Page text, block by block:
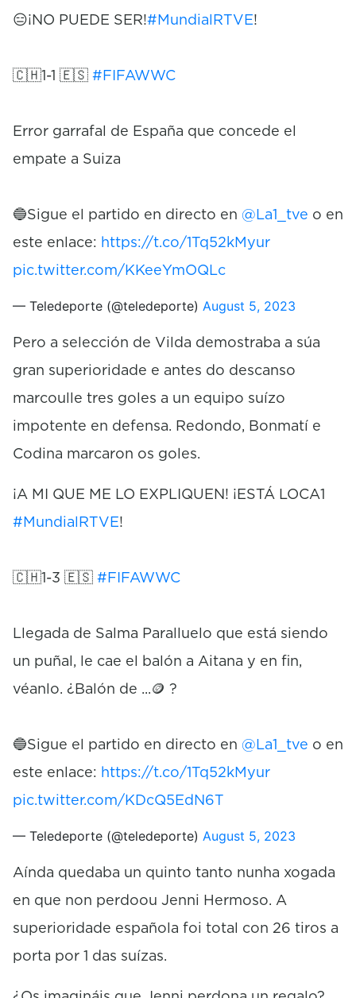
😑¡NO PUEDE SER!#MundialRTVE!
🇨🇭1-1 🇪🇸 #FIFAWWC
Error garrafal de España que concede el
empate a Suiza
🔵Sigue el partido en directo en @La1_tve o en
este enlace: https://t.co/1Tq52kMyur
pic.twitter.com/KKeeYmOQLc
— Teledeporte (@teledeporte) August 5, 2023
Pero a selección de Vilda demostraba a súa
gran superioridade e antes do descanso
marcoulle tres goles a un equipo suízo
impotente en defensa. Redondo, Bonmatí e
Codina marcaron os goles.
¡A MI QUE ME LO EXPLIQUEN! ¡ESTÁ LOCA1
#MundialRTVE!
🇨🇭1-3 🇪🇸 #FIFAWWC
Llegada de Salma Paralluelo que está siendo
un puñal, le cae el balón a Aitana y en fin,
véanlo. ¿Balón de ...🪙 ?
🔵Sigue el partido en directo en @La1_tve o en
este enlace: https://t.co/1Tq52kMyur
pic.twitter.com/KDcQ5EdN6T
— Teledeporte (@teledeporte) August 5, 2023
Aínda quedaba un quinto tanto nunha xogada
en que non perdoou Jenni Hermoso. A
superioridade española foi total con 26 tiros a
porta por 1 das suízas.